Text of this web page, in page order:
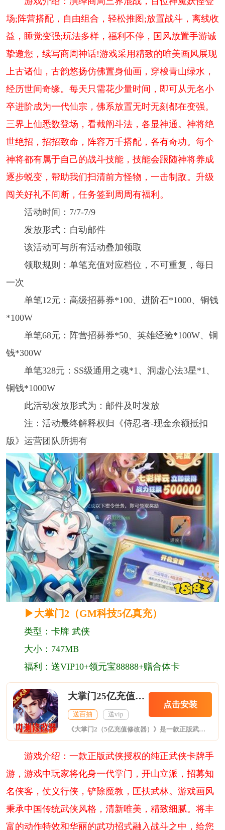
场;阵营搭配，自由组合，轻松推图;放置战斗，离线收
益，睡觉变强;玩法多样，福利不停，国风放置手游诚
挚邀您，续写商周神话!游戏采用精致的唯美画风展现
上古诸仙，古韵悠扬仿佛置身仙画，穿梭青山绿水，
经历世间奇缘。每天只需花少量时间，即可从无名小
卒进阶成为一代仙宗，佛系放置无时无刻都在变强。
三界上仙悉数登场，看截阐斗法，各显神通。神将绝
世绝招，招招致命，阵容万千搭配，各有奇功。每个
神将都有属于自己的战斗技能，技能会跟随神将养成
逐步蜕变，帮助我们扫清前方怪物，一击制敌。升级
闯关好礼不间断，任务签到周周有福利。
活动时间：7/7-7/9
发放形式：自动邮件
该活动可与所有活动叠加领取
领取规则：单笔充值对应档位，不可重复，每日
一次
单笔12元：高级招募券*100、进阶石*1000、铜钱
*100W
单笔68元：阵营招募券*50、英雄经验*100W、铜
钱*300W
单笔328元：SS级通用之魂*1、洞虚心法3星*1、
铜钱*1000W
此活动发放形式为：邮件及时发放
注：活动最终解释权归《侍忍者-现金余额抵扣
版》运营团队所拥有
▶大掌门2（GM科技5亿真充）
类型：卡牌 武侠
大小：747MB
福利：送VIP10+领元宝88888+赠合体卡
大掌门25亿充值修改器
送百抽 送vip
点击安装
《大掌门2（5亿充值修改器）》是一款正版武侠授权的纯正武侠卡牌手游，游戏中玩家将化身一代掌门，开山立派，招募知名侠客，仗义行侠，铲除魔教，匡扶武林。游戏画风秉承中国传统武侠风格，清新唯美，精致细腻。将丰富的动作特效和华丽的武功招式融入战斗之中，给您带来极致的战斗体验。游戏内容上注重战斗布阵策略，强化收集和养成，同时引入丰富有趣的组队和社交玩法。
游戏介绍：一款正版武侠授权的纯正武侠卡牌手
游，游戏中玩家将化身一代掌门，开山立派，招募知
名侠客，仗义行侠，铲除魔教，匡扶武林。游戏画风
秉承中国传统武侠风格，清新唯美，精致细腻。将丰
富的动作特效和华丽的武功招式融入战斗之中，给您